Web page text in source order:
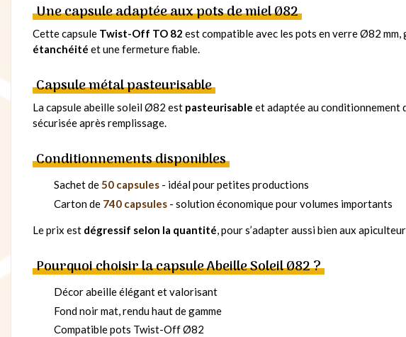
Une capsule adaptée aux pots de miel Ø82
Cette capsule Twist-Off TO 82 est compatible avec les pots en verre Ø82
étanchéité et une fermeture fiable.
Capsule métal pasteurisable
La capsule abeille soleil Ø82 est pasteurisable et adaptée au conditionnement
sécurisée après remplissage.
Conditionnements disponibles
Sachet de50 capsules - idéal pour petites productions
Carton de 740 capsules - solution économique pour volumes importants
Le prix est dégressif selon la quantité, pour s’adapter aussi bien aux
Pourquoi choisir la capsule Abeille Soleil Ø82 ?
Décor abeille élégant et valorisant
Fond noir mat, rendu haut de gamme
Compatible pots Twist-Off Ø82